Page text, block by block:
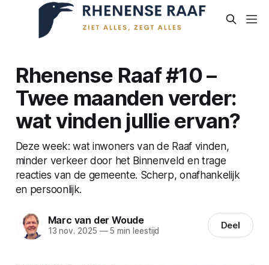
Rhenense Raaf #10 –
Twee maanden verder:
wat vinden jullie ervan?
Deze week: wat inwoners van de Raaf vinden,
minder verkeer door het Binnenveld en trage
reacties van de gemeente. Scherp, onafhankelijk
en persoonlijk.
Marc van der Woude
13 nov. 2025 —5 min leestijd Deel